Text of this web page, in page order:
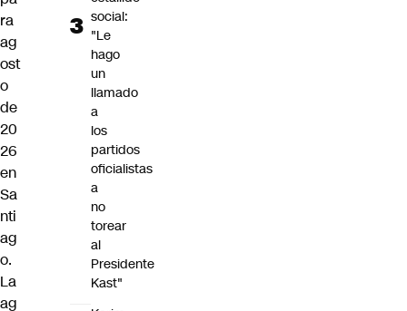
ra
ag
ost
o
de
20
26
en
Sa
nti
ag
o.
La
ag
social:
"Le
hago
un
llamado
a
los
partidos
oficialistas
a
no
torear
al
Presidente
Kast"